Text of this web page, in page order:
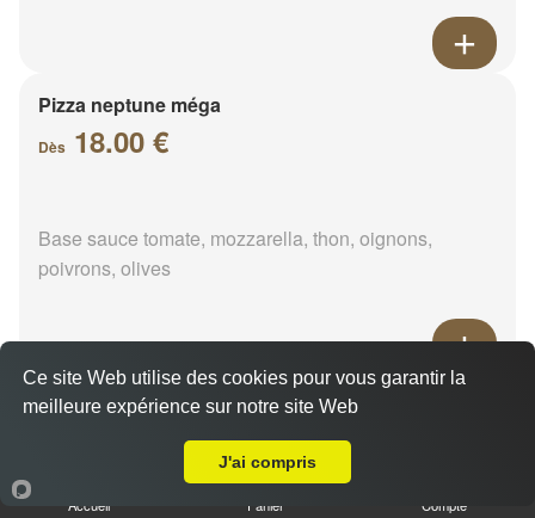
Pizza neptune méga
Dès 18.00 €
Base sauce tomate, mozzarella, thon, oignons,
poivrons, olives
Pizza napolitaine méga
Accueil Panier Compte
Ce site Web utilise des cookies pour vous garantir la
meilleure expérience sur notre site Web
J'ai compris